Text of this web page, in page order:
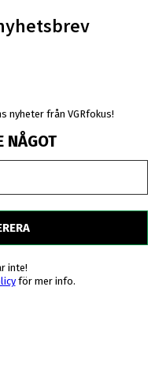
nyheter från VGRfokus!
NÅGOT
inte!
för mer info.